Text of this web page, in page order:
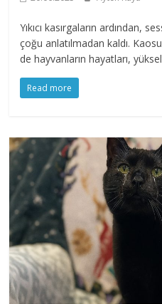
Yıkıcı kasırgaların ardından,
çoğu anlatılmadan kaldı.
de hayvanların hayatları,
Read more